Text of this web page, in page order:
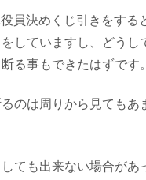
員決めくじ引きをする
していますし、どうし
る事もできたはずです。
のは周りから見てもあ
ても出来ない場合があ